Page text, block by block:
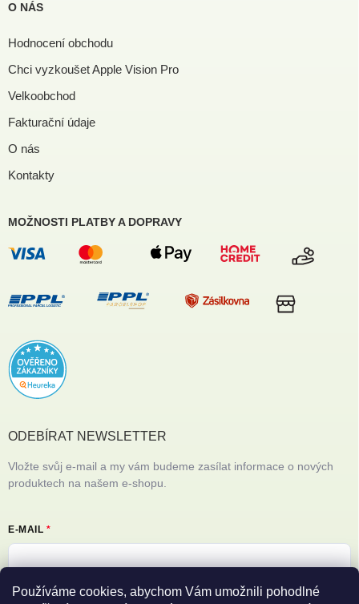
Používáme cookies, abychom Vám umožnili pohodlné
O NÁS
Hodnocení obchodu
Chci vyzkoušet Apple Vision Pro
Velkoobchod
Fakturační údaje
O nás
Kontakty
MOŽNOSTI PLATBY A DOPRAVY
ODEBÍRAT NEWSLETTER
Vložte svůj e-mail a my vám budeme zasílat informace o nových
produktech na našem e-shopu.
E-MAIL